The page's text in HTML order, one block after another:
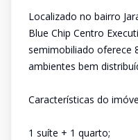
Localizado no bairro
Blue Chip Centro
semimobiliado oferece
ambientes bem
Características do
1 suíte + 1 quarto;